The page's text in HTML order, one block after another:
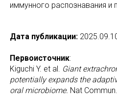
иммунного распознавания и
Дата публикации:
Первоисточник:
Kiguchi Y. et al. Giant
potentially expands the
oral microbiome. Nat